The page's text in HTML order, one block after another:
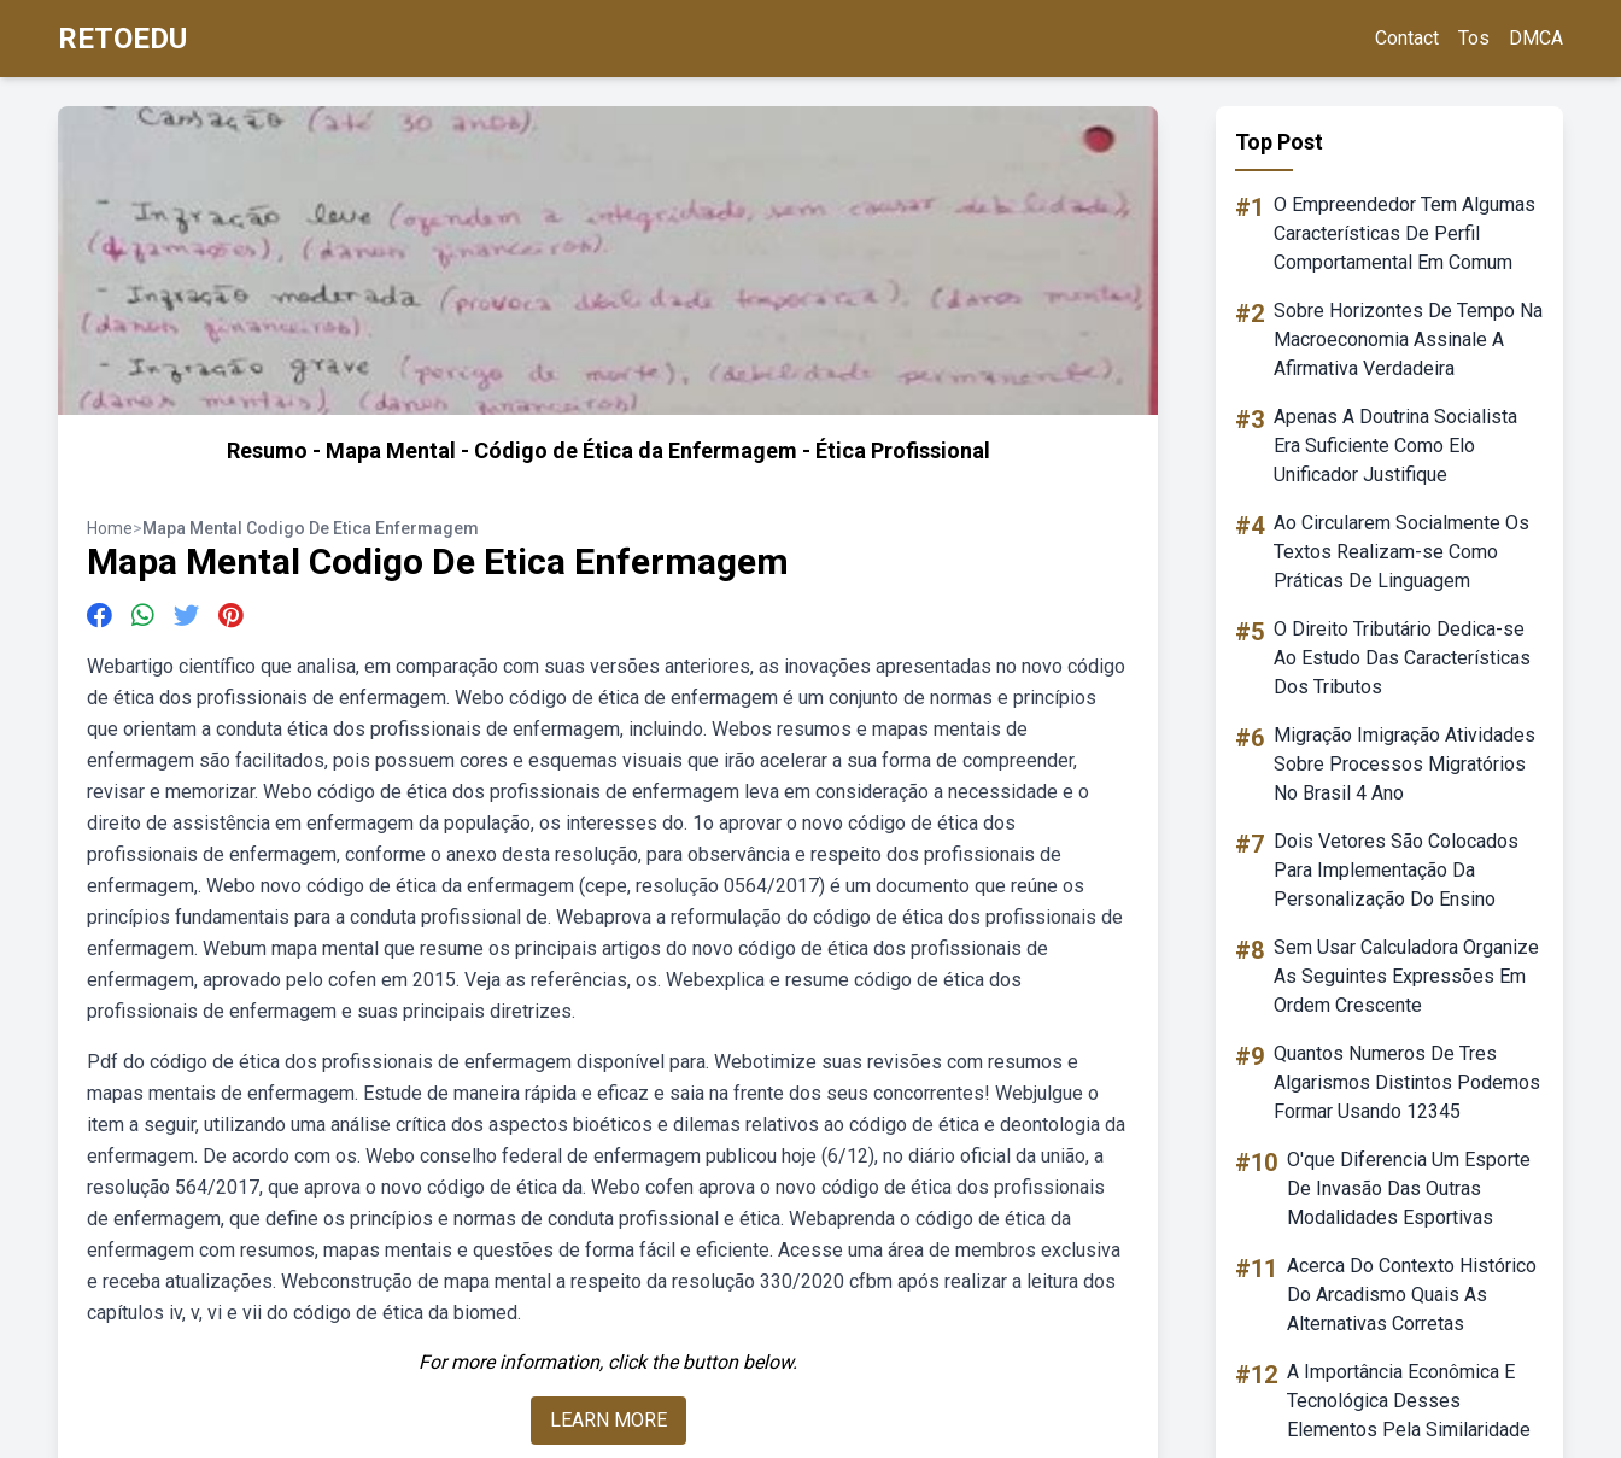
RETOEDU Contact Tos DMCA
Resumo - Mapa Mental - Código de Ética da Enfermagem - Ética Profissional
Home>Mapa Mental Codigo De Etica Enfermagem
Mapa Mental Codigo De Etica Enfermagem
Webartigo científico que analisa, em comparação com suas versões anteriores, as inovações apresentadas no novo código
de ética dos profissionais de enfermagem. Webo código de ética de enfermagem é um conjunto de normas e princípios
que orientam a conduta ética dos profissionais de enfermagem, incluindo. Webos resumos e mapas mentais de
enfermagem são facilitados, pois possuem cores e esquemas visuais que irão acelerar a sua forma de compreender,
revisar e memorizar. Webo código de ética dos profissionais de enfermagem leva em consideração a necessidade e o
direito de assistência em enfermagem da população, os interesses do. 1o aprovar o novo código de ética dos
profissionais de enfermagem, conforme o anexo desta resolução, para observância e respeito dos profissionais de
enfermagem,. Webo novo código de ética da enfermagem (cepe, resolução 0564/2017) é um documento que reúne os
princípios fundamentais para a conduta profissional de. Webaprova a reformulação do código de ética dos profissionais de
enfermagem. Webum mapa mental que resume os principais artigos do novo código de ética dos profissionais de
enfermagem, aprovado pelo cofen em 2015. Veja as referências, os. Webexplica e resume código de ética dos
profissionais de enfermagem e suas principais diretrizes.
Pdf do código de ética dos profissionais de enfermagem disponível para. Webotimize suas revisões com resumos e
mapas mentais de enfermagem. Estude de maneira rápida e eficaz e saia na frente dos seus concorrentes! Webjulgue o
item a seguir, utilizando uma análise crítica dos aspectos bioéticos e dilemas relativos ao código de ética e deontologia da
enfermagem. De acordo com os. Webo conselho federal de enfermagem publicou hoje (6/12), no diário oficial da união, a
resolução 564/2017, que aprova o novo código de ética da. Webo cofen aprova o novo código de ética dos profissionais
de enfermagem, que define os princípios e normas de conduta profissional e ética. Webaprenda o código de ética da
enfermagem com resumos, mapas mentais e questões de forma fácil e eficiente. Acesse uma área de membros exclusiva
e receba atualizações. Webconstrução de mapa mental a respeito da resolução 330/2020 cfbm após realizar a leitura dos
capítulos iv, v, vi e vii do código de ética da biomed.
For more information, click the button below.
LEARN MORE
Top Post
#1 O Empreendedor Tem Algumas
Características De Perfil
Comportamental Em Comum
#2 Sobre Horizontes De Tempo Na
Macroeconomia Assinale A
Afirmativa Verdadeira
#3 Apenas A Doutrina Socialista
Era Suficiente Como Elo
Unificador Justifique
#4 Ao Circularem Socialmente Os
Textos Realizam-se Como
Práticas De Linguagem
#5 O Direito Tributário Dedica-se
Ao Estudo Das Características
Dos Tributos
#6 Migração Imigração Atividades
Sobre Processos Migratórios
No Brasil 4 Ano
#7 Dois Vetores São Colocados
Para Implementação Da
Personalização Do Ensino
#8 Sem Usar Calculadora Organize
As Seguintes Expressões Em
Ordem Crescente
#9 Quantos Numeros De Tres
Algarismos Distintos Podemos
Formar Usando 12345
#10 O'que Diferencia Um Esporte
De Invasão Das Outras
Modalidades Esportivas
#11 Acerca Do Contexto Histórico
Do Arcadismo Quais As
Alternativas Corretas
#12 A Importância Econômica E
Tecnológica Desses
Elementos Pela Similaridade